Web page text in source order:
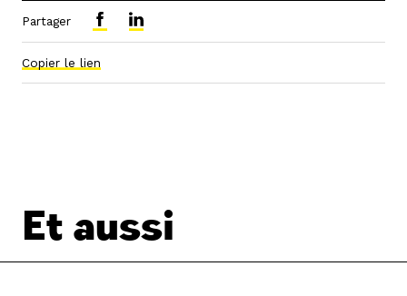
Partager
Copier le lien
Et aussi